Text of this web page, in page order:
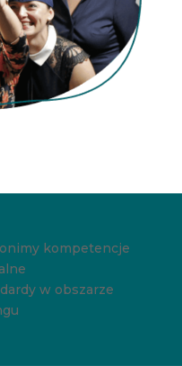
kompetencje
w obszarze